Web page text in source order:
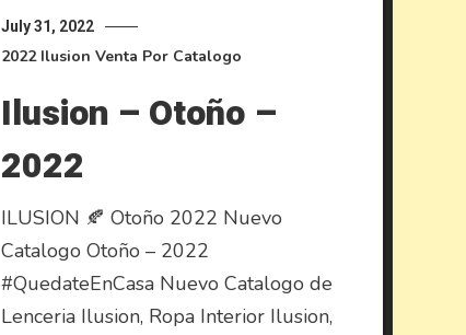
July 31, 2022
2022 Ilusion Venta Por Catalogo
Ilusion – Otoño –
2022
ILUSION 🍂 Otoño 2022 Nuevo
Catalogo Otoño – 2022
#QuedateEnCasa Nuevo Catalogo de
Lenceria Ilusion, Ropa Interior Ilusion,